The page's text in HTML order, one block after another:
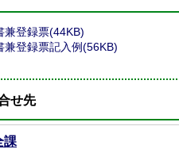
兼登録票(44KB)
兼登録票記入例(56KB)
せ先
課